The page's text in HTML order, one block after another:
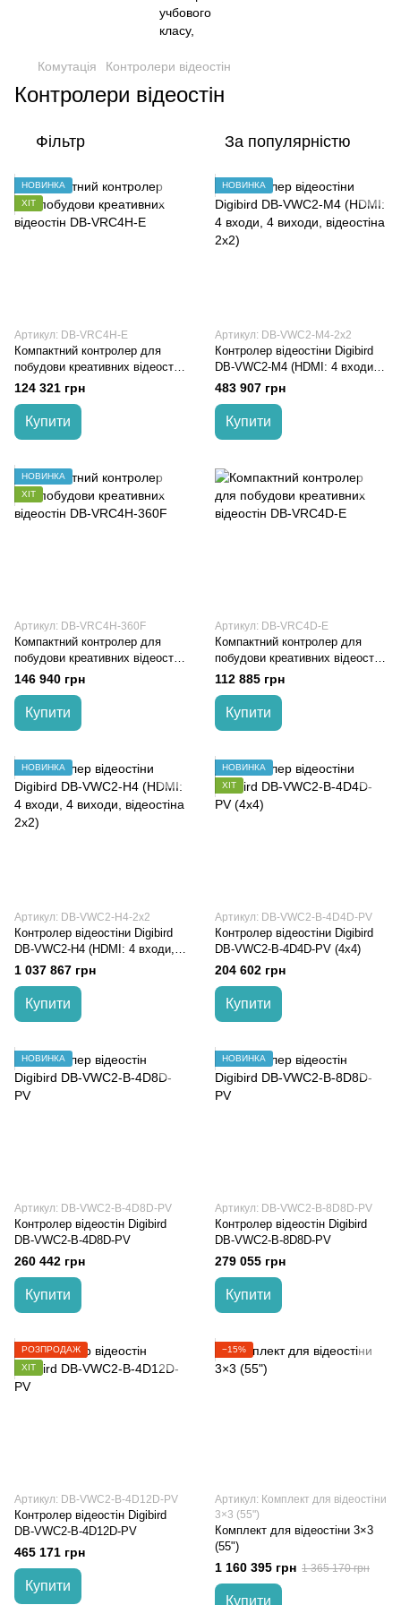
Комутація Контролери відеостін
Контролери відеостін
Фільтр За популярністю
НОВИНКА
ХІТ
Артикул: DB-VRC4H-E
Компактний контролер для
побудови креативних відеостін
DB-VRC4H-E
124 321 грн
Купити
НОВИНКА
Артикул: DB-VWC2-M4-2x2
Контролер відеостіни Digibird
DB-VWC2-M4 (HDMI: 4 входи, 4
виходи, відеостіна 2х2)
483 907 грн
Купити
НОВИНКА
ХІТ
Артикул: DB-VRC4H-360F
Компактний контролер для
побудови креативних відеостін
DB-VRC4H-360F
146 940 грн
Купити
Артикул: DB-VRC4D-E
Компактний контролер для
побудови креативних відеостін
DB-VRC4D-E
112 885 грн
Купити
НОВИНКА
Артикул: DB-VWC2-H4-2x2
Контролер відеостіни Digibird
DB-VWC2-H4 (HDMI: 4 входи, 4
виходи, відеостіна 2х2)
1 037 867 грн
Купити
НОВИНКА
ХІТ
Артикул: DB-VWC2-B-4D4D-PV
Контролер відеостіни Digibird
DB-VWC2-B-4D4D-PV (4x4)
204 602 грн
Купити
НОВИНКА
Артикул: DB-VWC2-B-4D8D-PV
Контролер відеостін Digibird
DB-VWC2-B-4D8D-PV
260 442 грн
Купити
НОВИНКА
Артикул: DB-VWC2-B-8D8D-PV
Контролер відеостін Digibird
DB-VWC2-B-8D8D-PV
279 055 грн
Купити
РОЗПРОДАЖ
ХІТ
Артикул: DB-VWC2-B-4D12D-PV
Контролер відеостін Digibird
DB-VWC2-B-4D12D-PV
465 171 грн
Купити
−15%
Артикул: Комплект для відеостіни
3×3 (55")
Комплект для відеостіни 3×3
(55")
1 160 395 грн 1 365 170 грн
Купити